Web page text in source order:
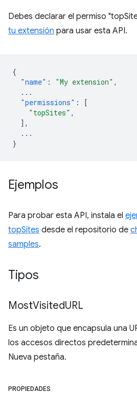
Debes declarar el permiso
tu extensión para usar esta API.
{
"name" : "My extension" ,
...
"permissions" :
[
"topSites" ,
],
...
}
Ejemplos
Para probar esta API, instala el
topSites desde el repositorio de
samples.
Tipos
MostVisitedURL
Es un objeto que encapsula una
los accesos directos
Nueva pestaña.
PROPIEDADES